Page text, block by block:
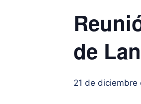
de
21 de diciembre